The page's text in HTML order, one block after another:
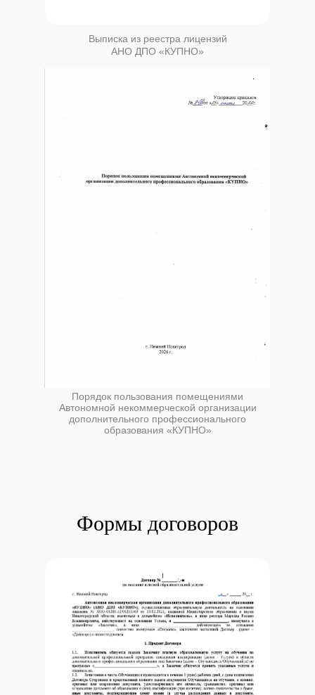
Выписка из реестра лицензий
АНО ДПО «КУПНО»
Порядок пользования помещениями
Автономной некоммерческой организации
дополнительного профессионального
образования «КУПНО»
Формы договоров